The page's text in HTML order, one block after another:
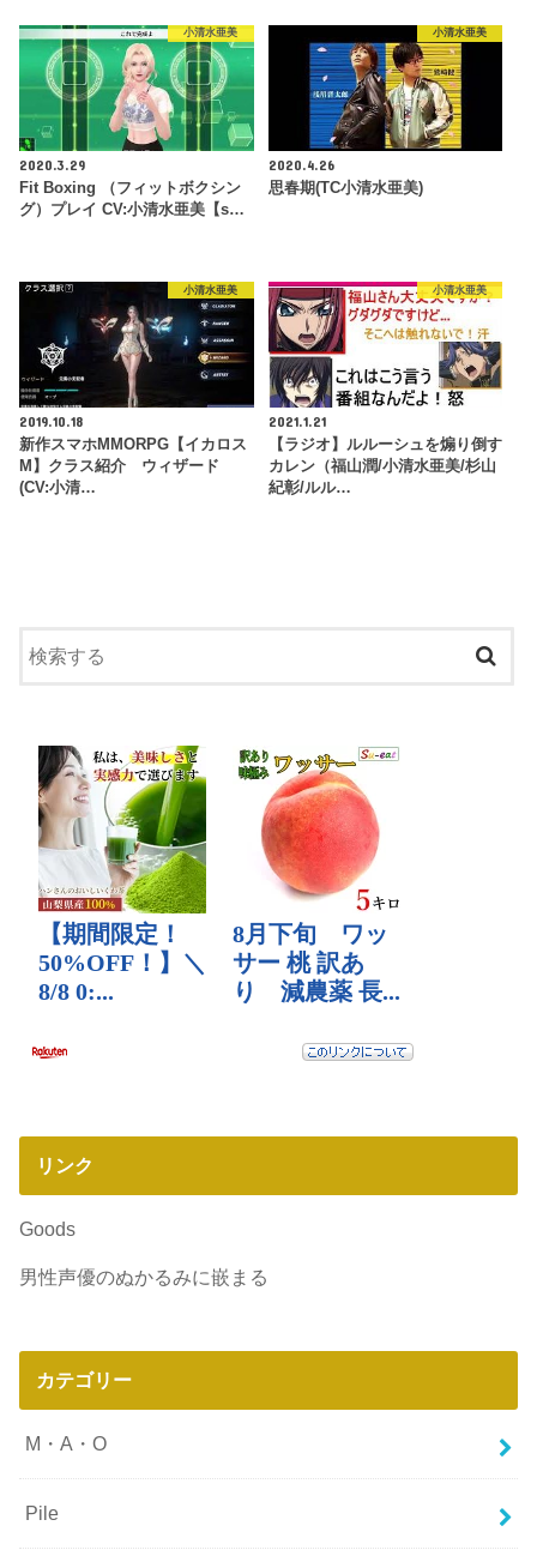
小清水亜美
2020.3.29
Fit Boxing （フィットボクシン
グ）プレイ CV:小清水亜美【s…
小清水亜美
2020.4.26
思春期(TC小清水亜美)
小清水亜美
2019.10.18
新作スマホMMORPG【イカロス
M】クラス紹介 ウィザード
(CV:小清…
小清水亜美
2021.1.21
【ラジオ】ルルーシュを煽り倒す
カレン（福山潤/小清水亜美/杉山
紀彰/ルル…
リンク
Goods
男性声優のぬかるみに嵌まる
カテゴリー
M・A・O
Pile